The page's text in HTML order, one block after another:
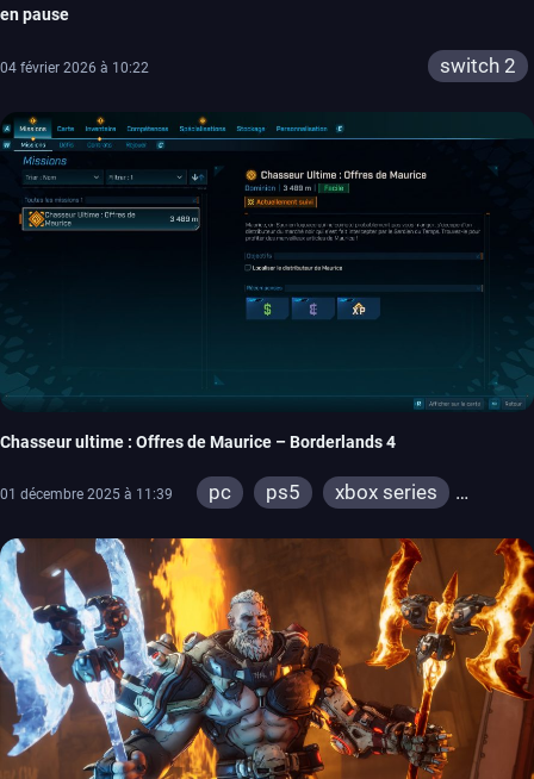
en pause
04 février 2026 à 10:22 switch 2
Chasseur ultime : Offres de Maurice – Borderlands 4
01 décembre 2025 à 11:39 pc ps5
xbox series